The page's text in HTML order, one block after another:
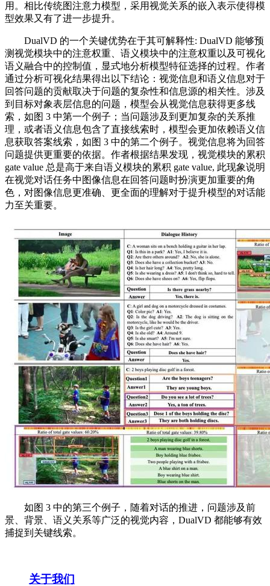
用。相比传统图注意力模型，采用视觉关系的嵌入表示使得模
型效果又有了进一步提升。
DualVD 的一个关键优势在于其可解释性: DualVD 能够预
测视觉模块中的注意权重、语义模块中的注意权重以及可视化
语义融合中的控制值，显式地分析模型特征选择的过程。作者
通过分析可视化结果得出以下结论：视觉信息和语义信息对于
回答问题的贡献取决于问题的复杂性和信息源的相关性。涉及
到目标对象表层信息的问题，模型会从视觉信息获得更多线
索，如图 3 中第一个例子；当问题涉及到更加复杂的关系推
理，或者语义信息包含了直接线索时，模型会更加依赖语义信
息获取答案线索，如图 3 中的第二个例子。视觉信息将为回答
问题提供更重要的依据。作者根据结果发现，视觉模块的累积
gate value 总是高于来自语义模块的累积 gate value, 此现象说明
在视觉对话任务中图像信息在回答问题时扮演更加重要的角
色，对图像信息更准确、更全面的理解对于提升模型的对话能
力至关重要。
如图 3 中的第三个例子，随着对话的推进，问题涉及前
景、背景、语义关系等广泛的视觉内容，DualVD 都能够有效
捕捉到关键线索。
关于我们